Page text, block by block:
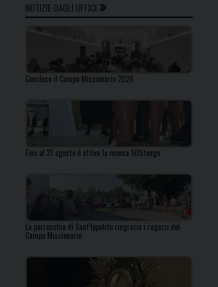
NOTIZIE DAGLI UFFICI
Concluso il Campo Missionario 2026
Fino al 31 agosto è attiva la mensa SOStengo
La parrocchia di Sant’Ippolito ringrazia i ragazzi del
Campo Missionario